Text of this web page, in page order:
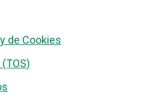
de Cookies